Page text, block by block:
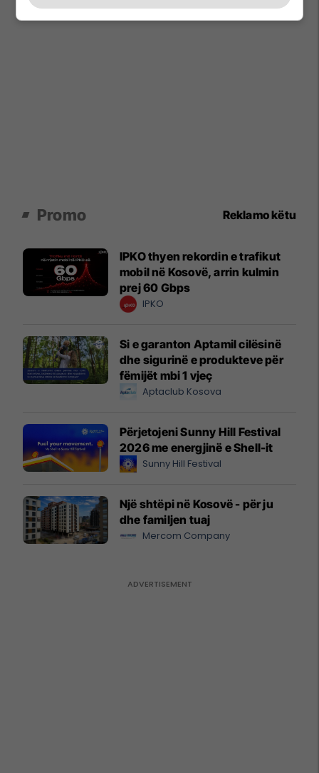
Promo Reklamo këtu
IPKO thyen rekordin e trafikut
mobil në Kosovë, arrin kulmin
prej 60 Gbps
IPKO
Si e garanton Aptamil cilësinë
dhe sigurinë e produkteve për
fëmijët mbi 1 vjeç
Aptaclub Kosova
Përjetojeni Sunny Hill Festival
2026 me energjinë e Shell-it
Sunny Hill Festival
Një shtëpi në Kosovë - për ju
dhe familjen tuaj
Mercom Company